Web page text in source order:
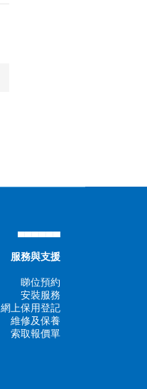
▄▄▄▄▄▄
服務與支援
睇位預約
安裝服務
網上保用登記
維修及保養
索取報價單